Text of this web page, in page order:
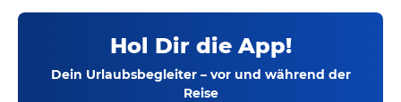
Hol Dir die App!
Dein Urlaubsbegleiter – vor und während der
Reise